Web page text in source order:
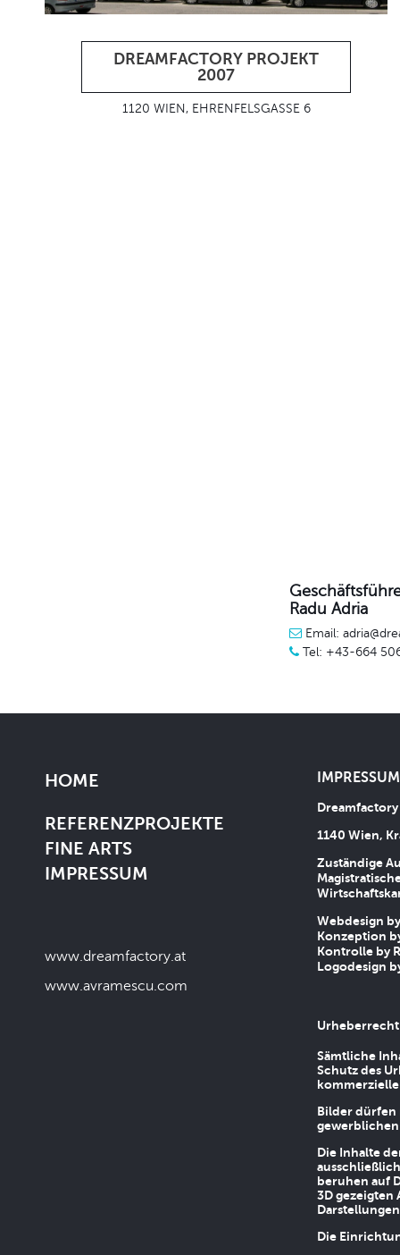
DREAMFACTORY PROJEKT
2007
1120 WIEN, EHRENFELSGASSE 6
Radu Adria
Email:
Tel: +43-664
HOME
REFERENZPROJEKTE
FINE ARTS
IMPRESSUM
www.dreamfactory.at
www.avramescu.com
1140 Wien,
Zuständige
Webdesign
Konzeption
Kontrolle by
Logodesign
Urheberrecht
Sämtliche
Schutz des
Bilder dürfen
Die Inhalte
beruhen auf
3D gezeigten
Die